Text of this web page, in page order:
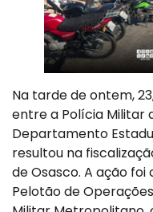
Na tarde de ontem,
entre a Polícia Militar
Departamento
resultou na
de Osasco. A ação
Pelotão de